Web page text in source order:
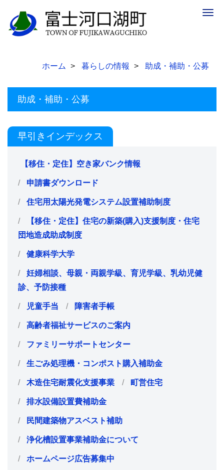
ホーム 暮らしの情報 助成・補助・公募
助成・補助・公募
早引きインデックス
【移住・定住】空き家バンク情報
申請書ダウンロード
住宅用太陽光発電システム設置補助制度
【移住・定住】住宅の新築(購入)支援制度・住宅
団地造成助成制度
健康科学大学
妊婦相談、母親・両親学級、育児学級、乳幼児健
診、予防接種
児童手当 障害者手帳
高齢者福祉サービスのご案内
ファミリーサポートセンター
生ごみ処理機・コンポスト購入補助金
木造住宅耐震化支援事業 町営住宅
排水設備設置費補助金
民間建築物アスベスト補助
浄化槽設置事業補助金について
ホームページ広告募集中